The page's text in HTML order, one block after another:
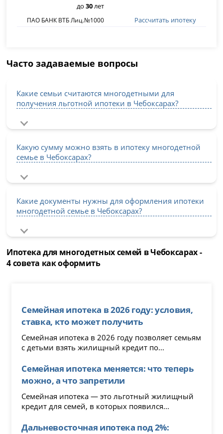
до30лет
ПАО БАНК ВТБ Лиц.№1000 Рассчитать ипотеку
Часто задаваемые вопросы
Какие семьи считаются многодетными для
получения льготной ипотеки в Чебоксарах?
Какую сумму можно взять в ипотеку многодетной
семье в Чебоксарах?
Какие документы нужны для оформления ипотеки
многодетной семье в Чебоксарах?
Ипотека для многодетных семей в Чебоксарах -
4 совета как оформить
Семейная ипотека в 2026 году: условия,
ставка, кто может получить
Семейная ипотека в 2026 году позволяет семьям
с детьми взять жилищный кредит по...
Семейная ипотека меняется: что теперь
можно, а что запретили
Семейная ипотека — это льготный жилищный
кредит для семей, в которых появился...
Дальневосточная ипотека под 2%: